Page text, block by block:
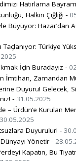
Hatırlama
Halkın Çığlığı -
Büyüyor: Hazar’dan
Taçlanıyor: Türkiye
İçin Buradayız -
İmtihan, Zamandan
Duyuru! Gelecek,
- 31.05.2025
– Ürdün’e Kurulan
30.05.2025
Duyurulur! -
Yönetir -
Kapatın, Bu